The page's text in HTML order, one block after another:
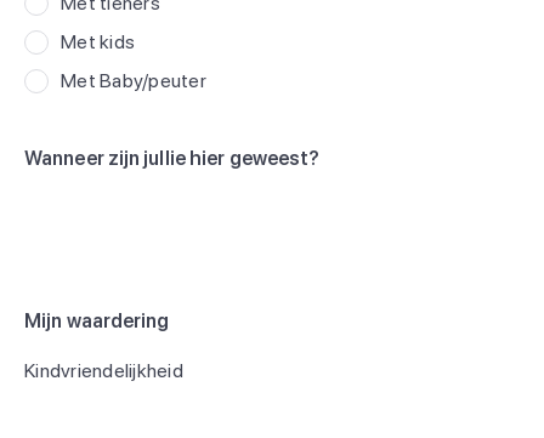
Met kids
Met Baby/peuter
Wanneer zijn jullie hier geweest?
Mijn waardering
Kindvriendelijkheid